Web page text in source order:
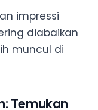
impressi
diabaikan
muncul di
Temukan